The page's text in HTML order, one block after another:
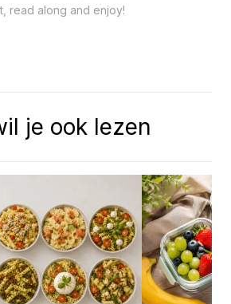
read along and enjoy!
je ook lezen